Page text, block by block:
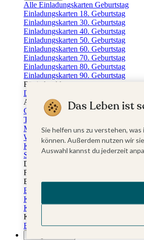
Alle Einladungskarten Geburtstag
Einladungskarten 18. Geburtstag
Einladungskarten 30. Geburtstag
Einladungskarten 40. Geburtstag
Einladungskarten 50. Geburtstag
Einladungskarten 60. Geburtstag
Einladungskarten 70. Geburtstag
Einladungskarten 80. Geburtstag
Einladungskarten 90. Geburtstag
Für jedes Alter
Doppelgeburtstag Einladungen
Alle Geburtstagsextras
Gästebücher Geburtstag
Tischkarten Geburtstag
Menükarten Geburtstag
Weinetiketten Geburtstag
Kartenbox Geburtstag
Save the Date Karten
Dankeskarten Geburtstag
Fotobuch Geburtstag
Eventplattform
Einladungskarten Kindergeburtstag
Kindergeburtstag Jungen
Kindergeburtstag Mädchen
Kindergeburtstag Unisex
Einladungskarten 1. Geburtstag
Das Leben ist
Sie helfen uns zu verstehen,
können. Außerdem nutzen wir
Auswahl kannst du jederzeit